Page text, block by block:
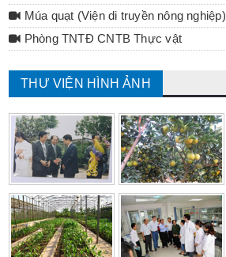
Múa quạt (Viện di truyền nông nghiệp)
Phòng TNTĐ CNTB Thực vật
THƯ VIỆN HÌNH ẢNH